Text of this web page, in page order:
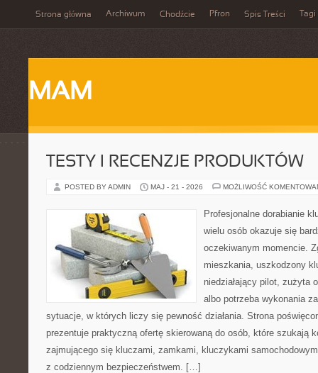
Strona główna Archiwum Chodźcie Pfron Spis Treści Tagi
MAM
TESTY I RECENZJE PRODUKTÓW
POSTED BY ADMIN MAJ - 21 - 2026 MOŻLIWOŚĆ
Profesjonalne dorabianie
wielu osób okazuje się
oczekiwanym momencie.
mieszkania, uszkodzony
niedziałający pilot, zużyta
albo potrzeba wykonania
sytuacje, w których liczy się pewność działania. Strona
prezentuje praktyczną ofertę skierowaną do osób, które szukają
zajmującego się kluczami, zamkami, kluczykami
z codziennym bezpieczeństwem. […]